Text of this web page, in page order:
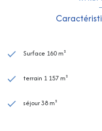
Surface 160 m²
terrain 1 157 m²
séjour 38 m²